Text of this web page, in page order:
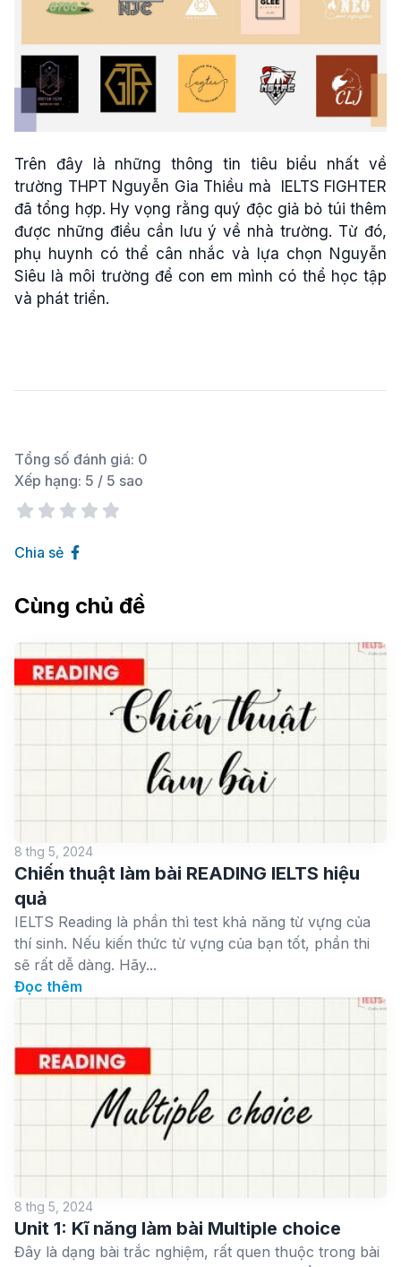
Trên đây là những thông tin tiêu biểu nhất về
trường THPT Nguyễn Gia Thiều mà IELTS FIGHTER
đã tổng hợp. Hy vọng rằng quý độc giả bỏ túi thêm
được những điều cần lưu ý về nhà trường. Từ đó,
phụ huynh có thể cân nhắc và lựa chọn Nguyễn
Siêu là môi trường để con em mình có thể học tập
và phát triển.
Tổng số đánh giá: 0
Xếp hạng: 5 / 5 sao
Chia sẻ
Cùng chủ đề
8 thg 5, 2024
Chiến thuật làm bài READING IELTS hiệu
quả
IELTS Reading là phần thì test khả năng từ vựng của
thí sinh. Nếu kiến thức từ vựng của bạn tốt, phần thi
sẽ rất dễ dàng. Hãy...
Đọc thêm
8 thg 5, 2024
Unit 1: Kĩ năng làm bài Multiple choice
Đây là dạng bài trắc nghiệm, rất quen thuộc trong bài